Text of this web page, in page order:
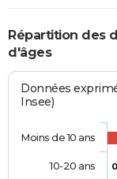
Répartition des
d'âges
Données
Insee)
0
Moins de 10 ans
10-20 ans